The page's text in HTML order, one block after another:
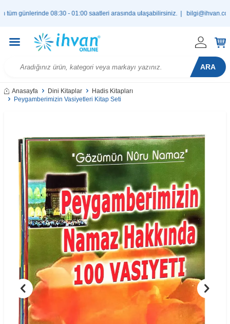
günlerinde 08:30 - 01:00 saatleri arasında ulaşabilirsiniz. |bilgi@ihvan.com.tr
ARA
Anasayfa Dini Kitaplar
Hadis Kitapları
Peygamberimizin Vasiyetleri Kitap Seti